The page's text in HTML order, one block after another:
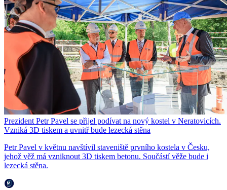
Prezident Petr Pavel se přijel podívat na nový kostel v Neratovicích.
Vzniká 3D tiskem a uvnitř bude lezecká stěna
Petr Pavel v květnu navštívil staveniště prvního kostela v Česku,
jehož věž má vzniknout 3D tiskem betonu. Součástí věže bude i
lezecká stěna.